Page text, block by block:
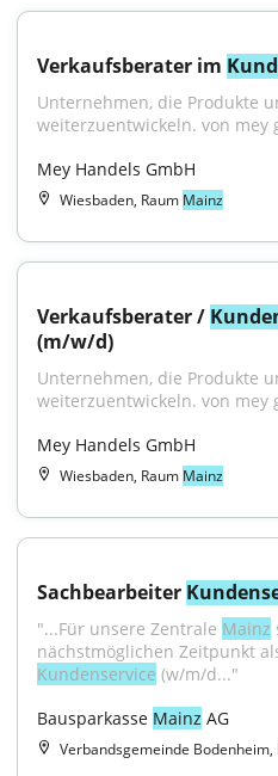
Verkaufsberater im
Unternehmen, die Produkte
weiterzuentwickeln. von mey
Mey Handels GmbH
Wiesbaden, Raum Mainz
Verkaufsberater /
(m/w/d)
Unternehmen, die Produkte
weiterzuentwickeln. von mey
Mey Handels GmbH
Wiesbaden, Raum Mainz
Sachbearbeiter
"...Für unsere Zentrale Mainz
Kundenservice (w/m/d..."
Bausparkasse Mainz AG
Verbandsgemeinde Bodenheim,